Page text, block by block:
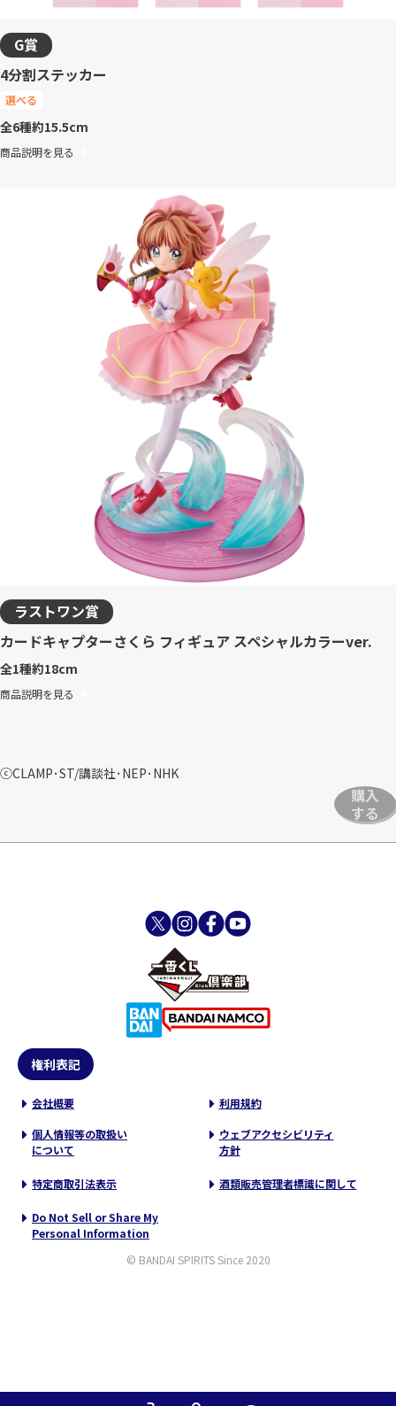
G賞
4分割ステッカー
選べる
全6種約15.5cm
商品説明を見る
ラストワン賞
カードキャプターさくら フィギュア スペシャルカラーver.
全1種約18cm
商品説明を見る
ⓒCLAMP･ST/講談社･NEP･NHK
購入
する
権利表記
会社概要 利用規約
個人情報等の取扱い
について
ウェブアクセシビリティ
方針
特定商取引法表示 酒類販売管理者標識に関して
Do Not Sell or Share My
Personal Information
© BANDAI SPIRITS Since 2020